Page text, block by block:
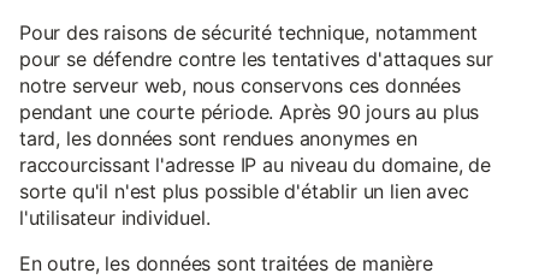
Pour des raisons de sécurité technique, notamment
pour se défendre contre les tentatives d'attaques sur
notre serveur web, nous conservons ces données
pendant une courte période. Après 90 jours au plus
tard, les données sont rendues anonymes en
raccourcissant l'adresse IP au niveau du domaine, de
sorte qu'il n'est plus possible d'établir un lien avec
l'utilisateur individuel.
En outre, les données sont traitées de manière